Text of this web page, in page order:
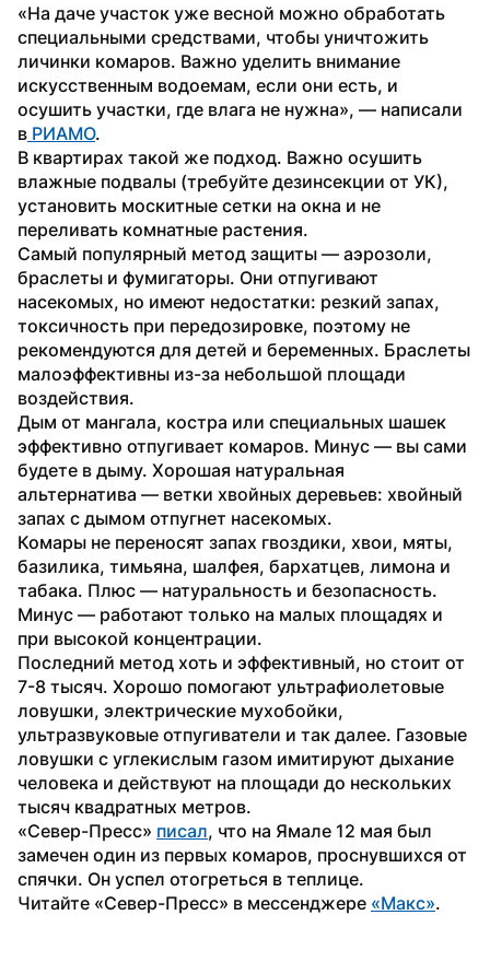
«На даче участок уже весной можно обработать
специальными средствами, чтобы уничтожить
личинки комаров. Важно уделить внимание
искусственным водоемам, если они есть, и
осушить участки, где влага не нужна», — написали
в РИАМО.
В квартирах такой же подход. Важно осушить
влажные подвалы (требуйте дезинсекции от УК),
установить москитные сетки на окна и не
переливать комнатные растения.
Самый популярный метод защиты — аэрозоли,
браслеты и фумигаторы. Они отпугивают
насекомых, но имеют недостатки: резкий запах,
токсичность при передозировке, поэтому не
рекомендуются для детей и беременных. Браслеты
малоэффективны из-за небольшой площади
воздействия.
Дым от мангала, костра или специальных шашек
эффективно отпугивает комаров. Минус — вы сами
будете в дыму. Хорошая натуральная
альтернатива — ветки хвойных деревьев: хвойный
запах с дымом отпугнет насекомых.
Комары не переносят запах гвоздики, хвои, мяты,
базилика, тимьяна, шалфея, бархатцев, лимона и
табака. Плюс — натуральность и безопасность.
Минус — работают только на малых площадях и
при высокой концентрации.
Последний метод хоть и эффективный, но стоит от
7-8 тысяч. Хорошо помогают ультрафиолетовые
ловушки, электрические мухобойки,
ультразвуковые отпугиватели и так далее. Газовые
ловушки с углекислым газом имитируют дыхание
человека и действуют на площади до нескольких
тысяч квадратных метров.
«Север-Пресс» писал, что на Ямале 12 мая был
замечен один из первых комаров, проснувшихся от
спячки. Он успел отогреться в теплице.
Читайте «Север-Пресс» в мессенджере «Макс».